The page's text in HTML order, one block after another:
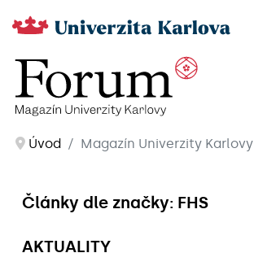
Úvod Magazín Univerzity Karlovy
Články dle značky: FHS
AKTUALITY